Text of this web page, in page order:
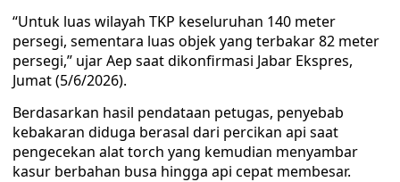
“Untuk luas wilayah TKP keseluruhan 140 meter
persegi, sementara luas objek yang terbakar 82 meter
persegi,” ujar Aep saat dikonfirmasi Jabar Ekspres,
Jumat (5/6/2026).
Berdasarkan hasil pendataan petugas, penyebab
kebakaran diduga berasal dari percikan api saat
pengecekan alat torch yang kemudian menyambar
kasur berbahan busa hingga api cepat membesar.